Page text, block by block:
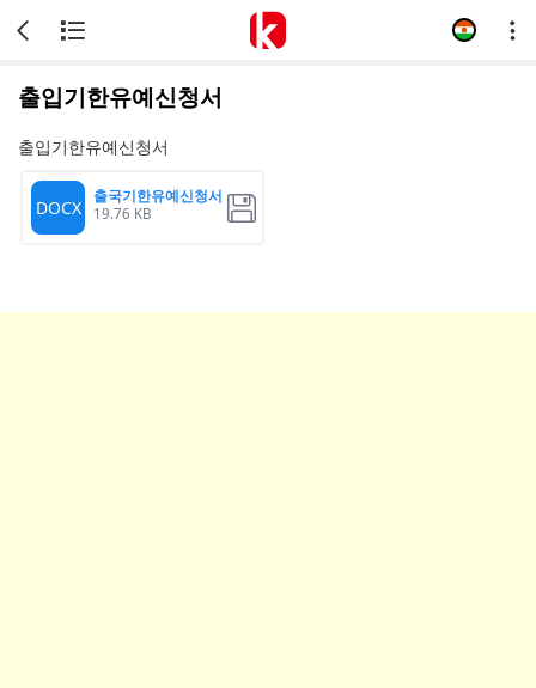
출입기한유예신청서
출입기한유예신청서
DOCX
출국기한유예신청서
19.76 KB